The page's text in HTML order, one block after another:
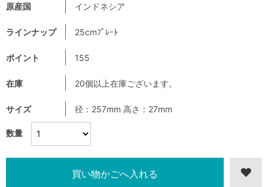
数量
原産国 インドネシア
ラインナップ 25cmﾌﾟﾚｰﾄ
ポイント 155
在庫 20個以上在庫ございます。
サイズ 径：257mm 高さ：27mm